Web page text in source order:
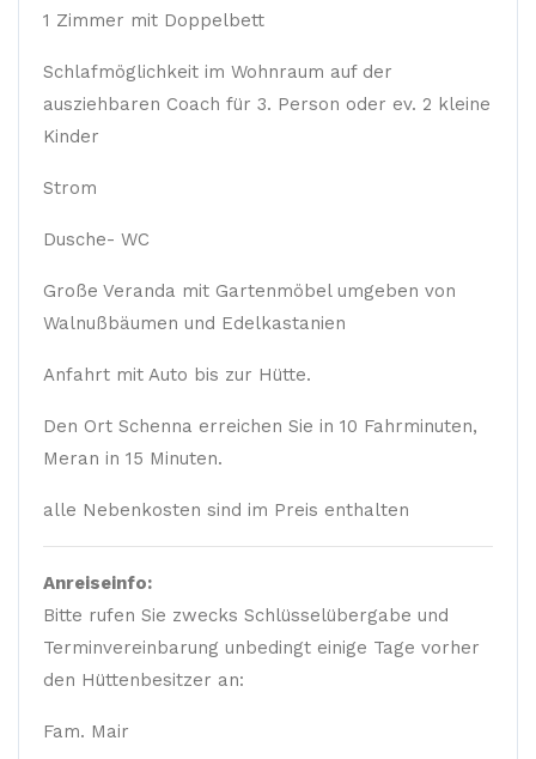
1 Zimmer mit Doppelbett
Schlafmöglichkeit im Wohnraum auf der
ausziehbaren Coach für 3. Person oder ev. 2 kleine
Kinder
Strom
Dusche- WC
Große Veranda mit Gartenmöbel umgeben von
Walnußbäumen und Edelkastanien
Anfahrt mit Auto bis zur Hütte.
Den Ort Schenna erreichen Sie in 10 Fahrminuten,
Meran in 15 Minuten.
alle Nebenkosten sind im Preis enthalten
Anreiseinfo:
Bitte rufen Sie zwecks Schlüsselübergabe und
Terminvereinbarung unbedingt einige Tage vorher
den Hüttenbesitzer an:
Fam. Mair